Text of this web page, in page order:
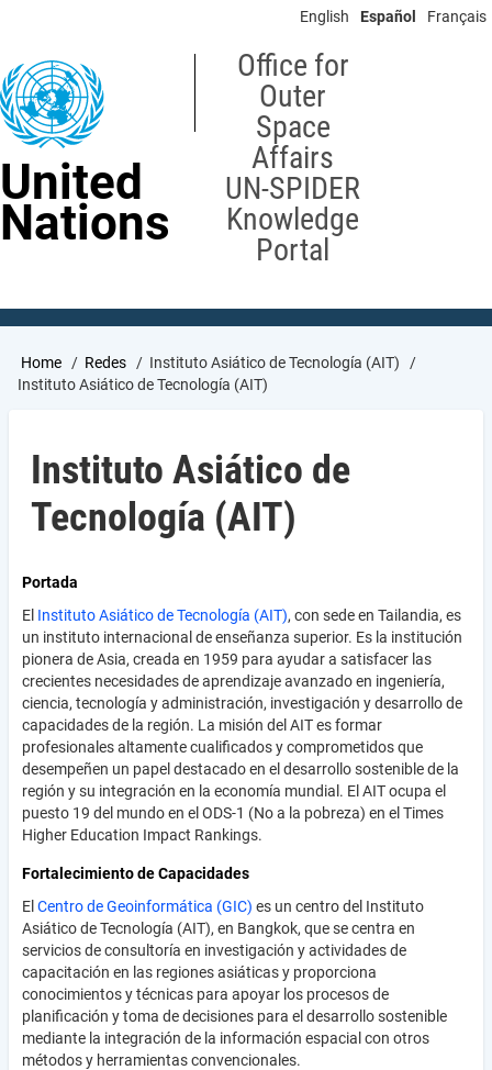
content
English Español Français
United
Nations
Office for
Outer
Space
Affairs
UN-SPIDER
Knowledge
Portal
Breadcrumb
Home Redes
Instituto Asiático de Tecnología (AIT)
Instituto Asiático de Tecnología (AIT)
Instituto Asiático de
Tecnología (AIT)
Portada
El Instituto Asiático de Tecnología (AIT), con sede en Tailandia, es
un instituto internacional de enseñanza superior. Es la institución
pionera de Asia, creada en 1959 para ayudar a satisfacer las
crecientes necesidades de aprendizaje avanzado en ingeniería,
ciencia, tecnología y administración, investigación y desarrollo de
capacidades de la región. La misión del AIT es formar
profesionales altamente cualificados y comprometidos que
desempeñen un papel destacado en el desarrollo sostenible de la
región y su integración en la economía mundial. El AIT ocupa el
puesto 19 del mundo en el ODS-1 (No a la pobreza) en el Times
Higher Education Impact Rankings.
Fortalecimiento de Capacidades
El Centro de Geoinformática (GIC) es un centro del Instituto
Asiático de Tecnología (AIT), en Bangkok, que se centra en
servicios de consultoría en investigación y actividades de
capacitación en las regiones asiáticas y proporciona
conocimientos y técnicas para apoyar los procesos de
planificación y toma de decisiones para el desarrollo sostenible
mediante la integración de la información espacial con otros
métodos y herramientas convencionales.